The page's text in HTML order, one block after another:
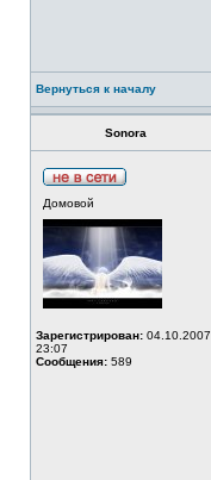
Вернуться к началу
Sonora
Домовой
Зарегистрирован: 04.10.2007
23:07
Сообщения: 589